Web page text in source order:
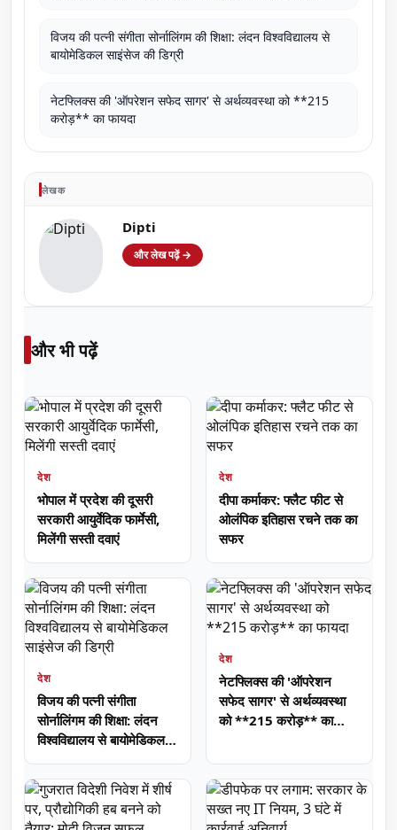
विजय की पत्नी संगीता सोर्नालिंगम की शिक्षा: लंदन विश्वविद्यालय से
बायोमेडिकल साइंसेज की डिग्री
नेटफ्लिक्स की 'ऑपरेशन सफेद सागर' से अर्थव्यवस्था को **215
करोड़** का फायदा
लेखक
Dipti
और लेख पढ़ें →
और भी पढ़ें
देश
भोपाल में प्रदेश की दूसरी
सरकारी आयुर्वेदिक फार्मेसी,
मिलेंगी सस्ती दवाएं
देश
दीपा कर्माकर: फ्लैट फीट से
ओलंपिक इतिहास रचने तक का
सफर
देश
विजय की पत्नी संगीता
सोर्नालिंगम की शिक्षा: लंदन
विश्वविद्यालय से बायोमेडिकल
साइंसेज की डिग्री
देश
नेटफ्लिक्स की 'ऑपरेशन
सफेद सागर' से अर्थव्यवस्था
को **215 करोड़** का